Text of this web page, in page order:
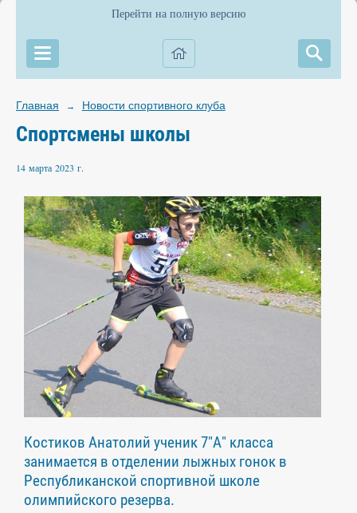
Перейти на полную версию
Главная → Новости спортивного клуба
Спортсмены школы
14 марта 2023 г.
Костиков Анатолий ученик 7"А" класса
занимается в отделении лыжных гонок в
Республиканской спортивной школе
олимпийского резерва.